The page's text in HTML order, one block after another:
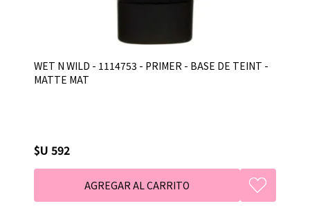
WET N WILD - 1114753 - PRIMER - BASE DE TEINT -
MATTE MAT
$U 592